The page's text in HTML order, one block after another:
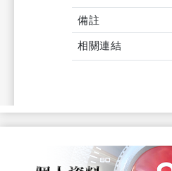
備註
相關連結